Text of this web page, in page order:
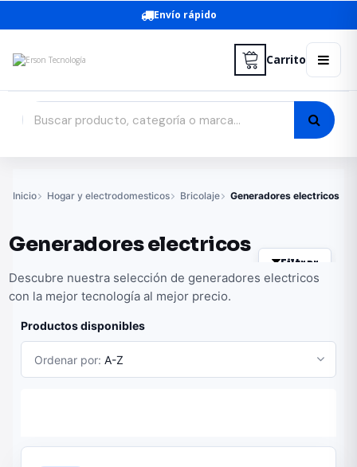
Envío rápido
Carrito
Inicio Hogar y electrodomesticos Bricolaje Generadores electricos
Generadores electricos
Filtrar
Descubre nuestra selección de generadores electricos
con la mejor tecnología al mejor precio.
Productos disponibles
Ordenar por: A-Z